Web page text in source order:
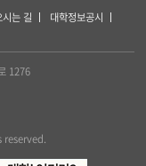
는 길
대학정보공시
1276